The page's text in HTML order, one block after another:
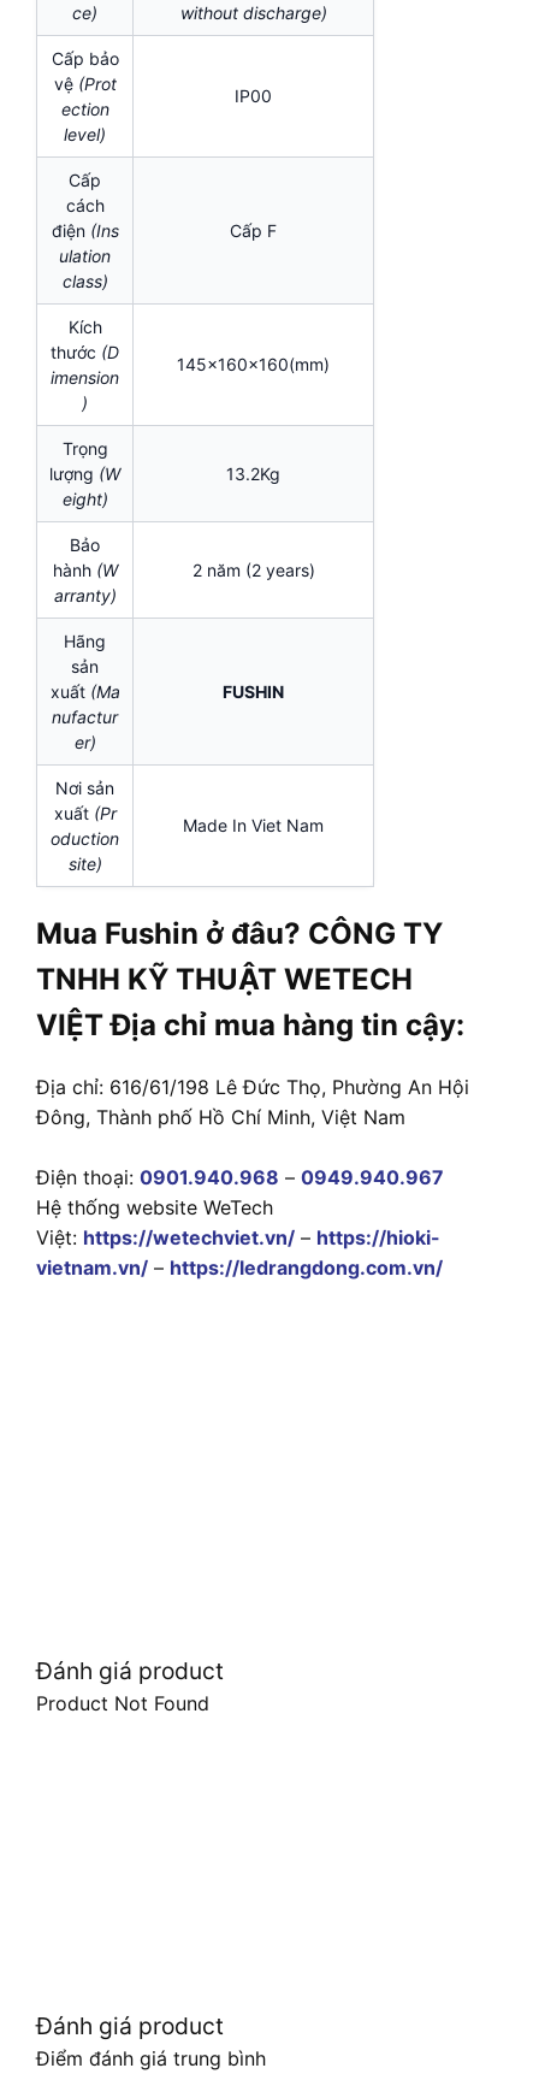
ce)
without discharge)
Cấp bảo
vệ (Prot
ection
level)
IP00
Cấp
cách
điện (Ins
ulation
class)
Cấp F
Kích
thước (D
imension
)
145x160x160(mm)
Trọng
lượng (W
eight)
13.2Kg
Bảo
hành (W
arranty)
2 năm (2 years)
Hãng
sản
xuất (Ma
nufactur
er)
FUSHIN
Nơi sản
xuất (Pr
oduction
site)
Made In Viet Nam
Mua Fushin ở đâu? CÔNG TY
TNHH KỸ THUẬT WETECH
VIỆT Địa chỉ mua hàng tin cậy:
Địa chỉ: 616/61/198 Lê Đức Thọ, Phường An Hội
Đông, Thành phố Hồ Chí Minh, Việt Nam
Điện thoại: 0901.940.968 – 0949.940.967
Hệ thống website WeTech
Việt: https://wetechviet.vn/ – https://hioki-
vietnam.vn/ – https://ledrangdong.com.vn/
Đánh giá product
Product Not Found
Đánh giá product
Điểm đánh giá trung bình